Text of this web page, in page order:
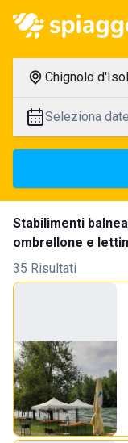
Chignolo
Seleziona date
Stabilimenti
ombrellone e
35 Risultati